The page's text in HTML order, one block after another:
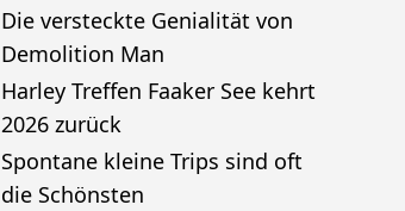
Die versteckte Genialität von
Demolition Man
Harley Treffen Faaker See kehrt
2026 zurück
Spontane kleine Trips sind oft
die Schönsten